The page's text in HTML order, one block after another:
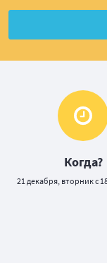
Когда?
21 декабря, вторник с